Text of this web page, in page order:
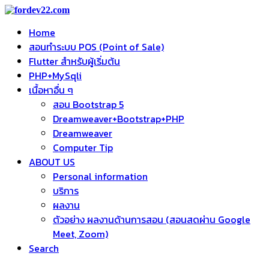
Home
สอนทำระบบ POS (Point of Sale)
Flutter สำหรับผู้เริ่มต้น
PHP+MySqli
เนื้อหาอื่น ๆ
สอน Bootstrap 5
Dreamweaver+Bootstrap+PHP
Dreamweaver
Computer Tip
ABOUT US
Personal information
บริการ
ผลงาน
ตัวอย่าง ผลงานด้านการสอน (สอนสดผ่าน Google
Meet, Zoom)
Search